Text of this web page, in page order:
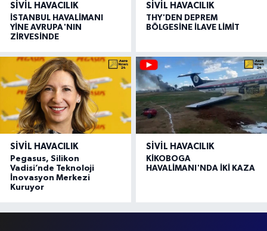
SIVIL HAVACILIK
İSTANBUL HAVALİMANI
YİNE AVRUPA'NIN
ZİRVESİNDE
SIVIL HAVACILIK
THY'DEN DEPREM
BÖLGESİNE İLAVE LİMİT
SIVIL HAVACILIK
Pegasus, Silikon
Vadisi’nde Teknoloji
İnovasyon Merkezi
Kuruyor
SIVIL HAVACILIK
KİKOBOGA
HAVALİMANI'NDA İKİ KAZA